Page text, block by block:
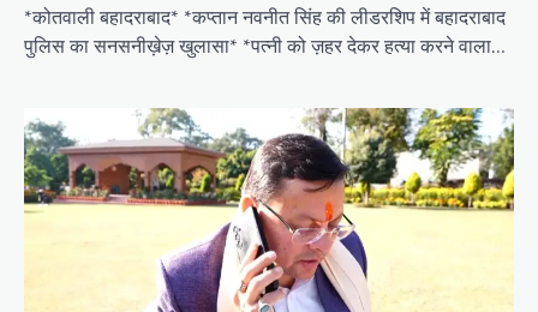
*कोतवाली बहादराबाद* *कप्तान नवनीत सिंह की लीडरशिप में बहादराबाद
पुलिस का सनसनीख़ेज़ खुलासा* *पत्नी को ज़हर देकर हत्या करने वाला…